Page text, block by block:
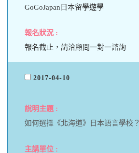
GoGoJapan日本留學遊學
報名截止，請洽顧問一對一諮詢
2017-04-10
如何選擇《北海道》日本語言學校？